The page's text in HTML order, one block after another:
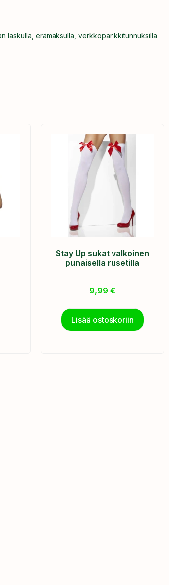
laskulla, erämaksulla, verkkopankkitunnuksilla
Stay Up sukat valkoinen
punaisella rusetilla
9,99€
Lisää ostoskoriin